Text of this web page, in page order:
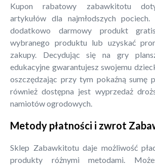
Kupon rabatowy zabawkitotu
artykułów dla najmłodszych
dodatkowo darmowy produkt
wybranego produktu lub uzyskać
zakupy. Decydując się na gry
edukacyjne gwarantujesz swojemu
oszczędzając przy tym pokaźną sumę
również dostępna jest wyprzedaż
namiotów ogrodowych.
Metody płatności i zwrot
Sklep Zabawkitotu daje możliwość
produkty różnymi metodami.